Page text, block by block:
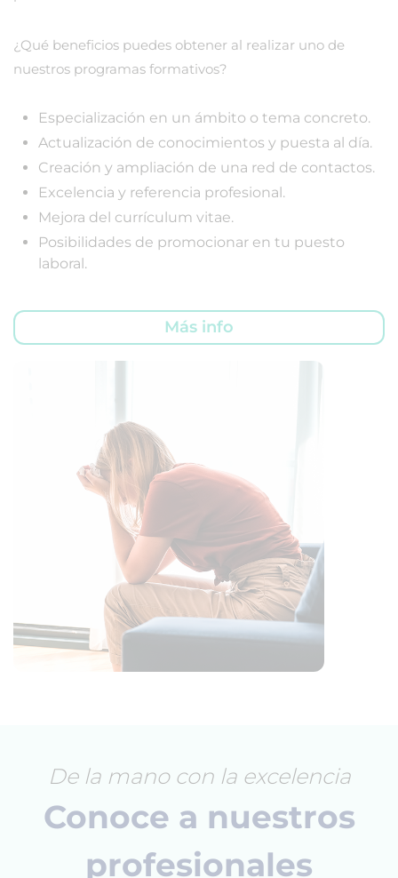
¿Qué beneficios puedes obtener al realizar uno de
nuestros programas formativos?
Especialización en un ámbito o tema concreto.
Actualización de conocimientos y puesta al día.
Creación y ampliación de una red de contactos.
Excelencia y referencia profesional.
Mejora del currículum vitae.
Posibilidades de promocionar en tu puesto
laboral.
Más info
De la mano con la excelencia
Conoce a nuestros
profesionales